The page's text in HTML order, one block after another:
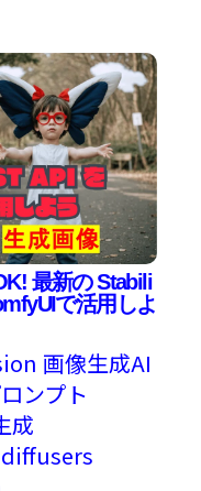
最新の Stabili
で活用しよ
画像生成AI
ンプト
成
diffusers